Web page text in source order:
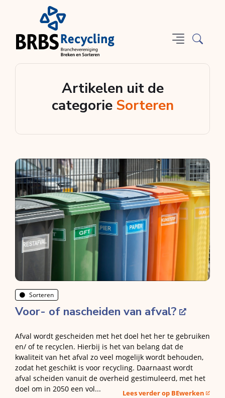
Artikelen uit de
categorie Sorteren
Sorteren
Voor- of nascheiden van afval?
Afval wordt gescheiden met het doel het her te gebruiken
en/ of te recyclen. Hierbij is het van belang dat de
kwaliteit van het afval zo veel mogelijk wordt behouden,
zodat het geschikt is voor recycling. Daarnaast wordt
afval scheiden vanuit de overheid gestimuleerd, met het
doel om in 2050 een vol...
Lees verder op BEwerken